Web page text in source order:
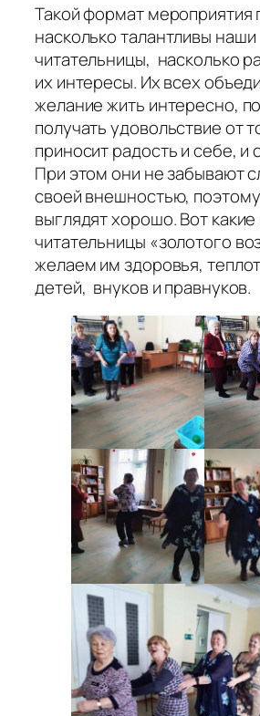
Такой формат мероприятия
насколько талантливы наши
читательницы, насколько
их интересы. Их всех
желание жить интересно,
получать удовольствие от
приносит радость и себе,
При этом они не забывают
своей внешностью,
выглядят хорошо. Вот
читательницы «золотого
желаем им здоровья,
детей, внуков и правнуков.